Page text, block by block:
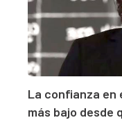
La confianza en
más bajo desde